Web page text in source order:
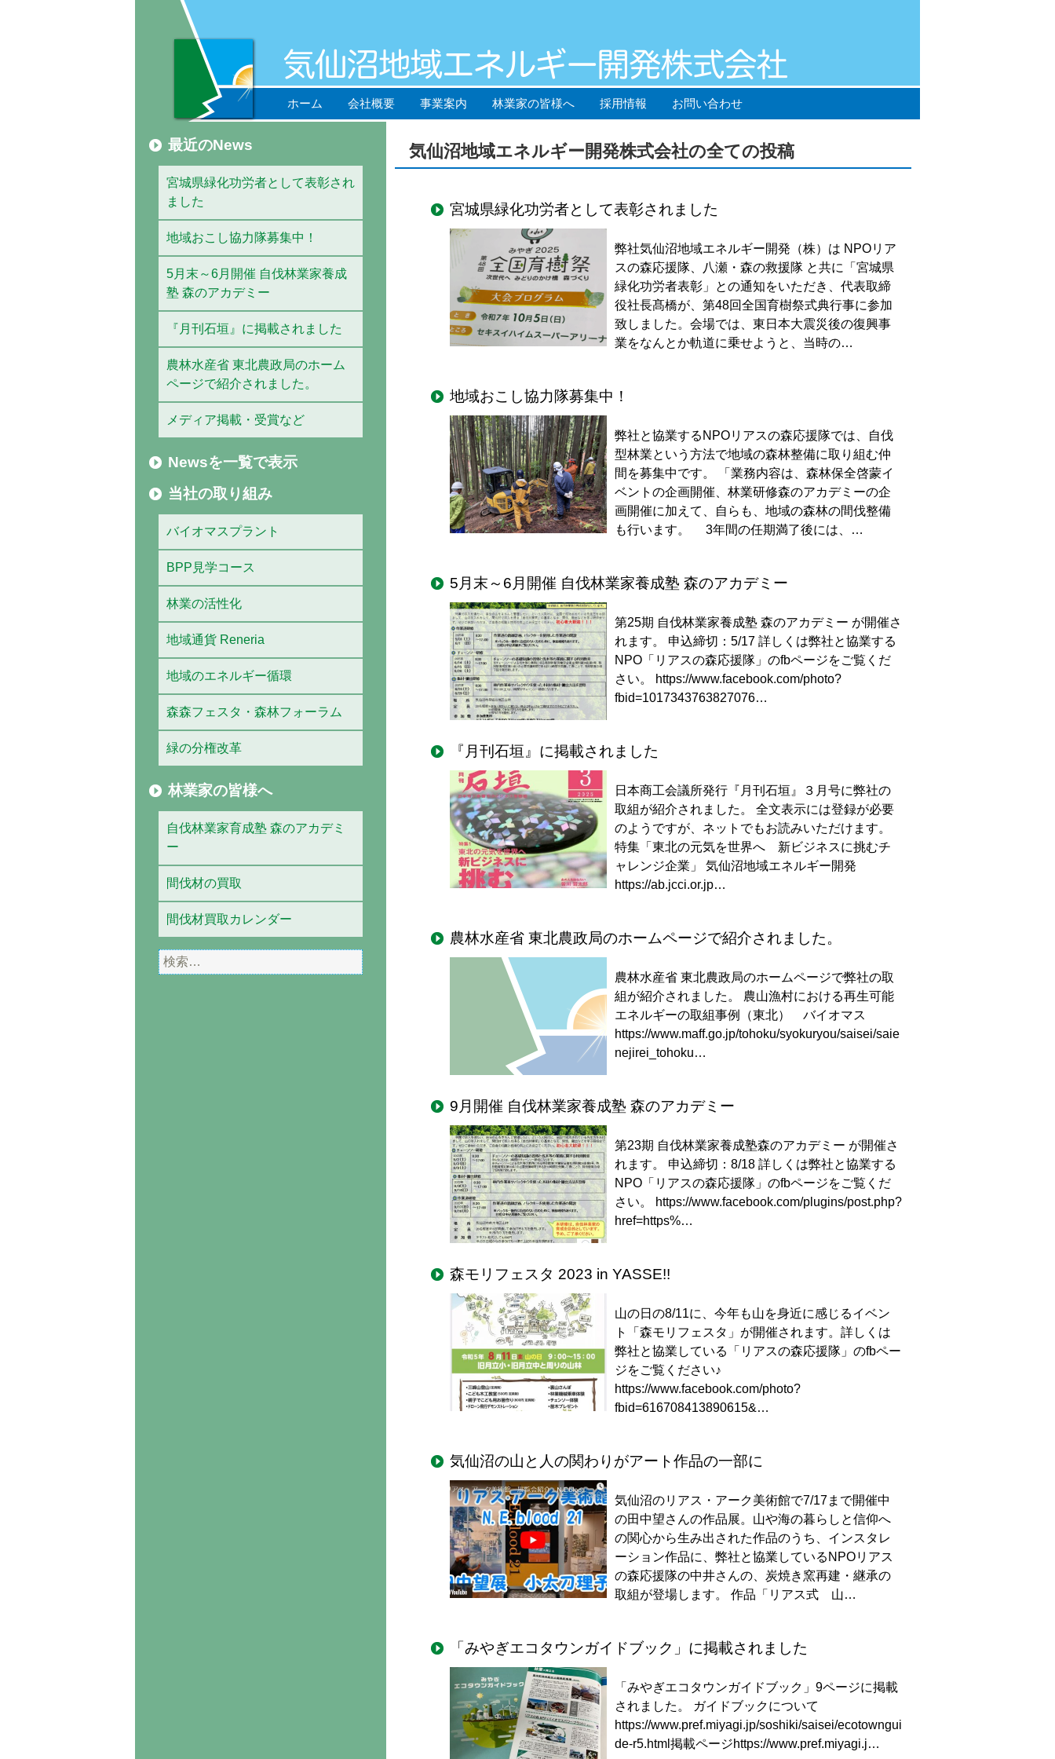
ホーム 会社概要 事業案内 林業家の皆様へ 採用情報 お問い合わせ
気仙沼地域エネルギー開発株式会社の全ての投稿
宮城県緑化功労者として表彰されました
弊社気仙沼地域エネルギー開発（株）は NPOリア
スの森応援隊、八瀬・森の救援隊 と共に「宮城県
緑化功労者表彰」との通知をいただき、代表取締
役社長髙橋が、第48回全国育樹祭式典行事に参加
致しました。会場では、東日本大震災後の復興事
業をなんとか軌道に乗せようと、当時の…
地域おこし協力隊募集中！
弊社と協業するNPOリアスの森応援隊では、自伐
型林業という方法で地域の森林整備に取り組む仲
間を募集中です。 「業務内容は、森林保全啓蒙イ
ベントの企画開催、林業研修森のアカデミーの企
画開催に加えて、自らも、地域の森林の間伐整備
も行います。 3年間の任期満了後には、…
5月末～6月開催 自伐林業家養成塾 森のアカデミー
第25期 自伐林業家養成塾 森のアカデミー が開催さ
れます。 申込締切：5/17 詳しくは弊社と協業する
NPO「リアスの森応援隊」のfbページをご覧くだ
さい。 https://www.facebook.com/photo?
fbid=1017343763827076…
『月刊石垣』に掲載されました
日本商工会議所発行『月刊石垣』３月号に弊社の
取組が紹介されました。 全文表示には登録が必要
のようですが、ネットでもお読みいただけます。
特集「東北の元気を世界へ 新ビジネスに挑むチ
ャレンジ企業」 気仙沼地域エネルギー開発
https://ab.jcci.or.jp…
農林水産省 東北農政局のホームページで紹介されました。
農林水産省 東北農政局のホームページで弊社の取
組が紹介されました。 農山漁村における再生可能
エネルギーの取組事例（東北） バイオマス
https://www.maff.go.jp/tohoku/syokuryou/saisei/saie
nejirei_tohoku…
9月開催 自伐林業家養成塾 森のアカデミー
第23期 自伐林業家養成塾森のアカデミー が開催さ
れます。 申込締切：8/18 詳しくは弊社と協業する
NPO「リアスの森応援隊」のfbページをご覧くだ
さい。 https://www.facebook.com/plugins/post.php?
href=https%…
森モリフェスタ 2023 in YASSE!!
山の日の8/11に、今年も山を身近に感じるイベン
ト「森モリフェスタ」が開催されます。詳しくは
弊社と協業している「リアスの森応援隊」のfbペー
ジをご覧ください♪
https://www.facebook.com/photo?
fbid=616708413890615&…
気仙沼の山と人の関わりがアート作品の一部に
気仙沼のリアス・アーク美術館で7/17まで開催中
の田中望さんの作品展。山や海の暮らしと信仰へ
の関心から生み出された作品のうち、インスタレ
ーション作品に、弊社と協業しているNPOリアス
の森応援隊の中井さんの、炭焼き窯再建・継承の
取組が登場します。 作品「リアス式 山…
「みやぎエコタウンガイドブック」に掲載されました
「みやぎエコタウンガイドブック」9ページに掲載
されました。 ガイドブックについて
https://www.pref.miyagi.jp/soshiki/saisei/ecotowngui
de-r5.html掲載ページhttps://www.pref.miyagi.j…
最近のNews
宮城県緑化功労者として表彰され
ました
地域おこし協力隊募集中！
5月末～6月開催 自伐林業家養成
塾 森のアカデミー
『月刊石垣』に掲載されました
農林水産省 東北農政局のホーム
ページで紹介されました。
メディア掲載・受賞など
Newsを一覧で表示
当社の取り組み
バイオマスプラント
BPP見学コース
林業の活性化
地域通貨 Reneria
地域のエネルギー循環
森森フェスタ・森林フォーラム
緑の分権改革
林業家の皆様へ
自伐林業家育成塾 森のアカデミ
ー
間伐材の買取
間伐材買取カレンダー